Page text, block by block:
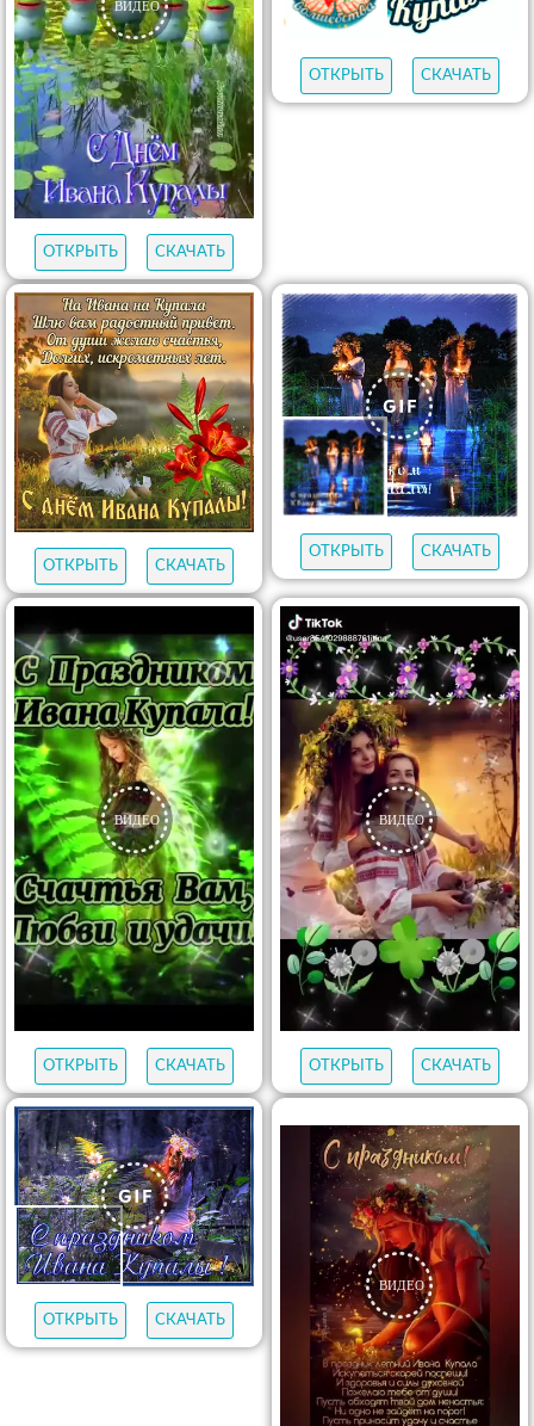
ОТКРЫТЬ СКАЧАТЬ
ОТКРЫТЬ СКАЧАТЬ
ОТКРЫТЬ СКАЧАТЬ
ОТКРЫТЬ СКАЧАТЬ
ОТКРЫТЬ СКАЧАТЬ ОТКРЫТЬ СКАЧАТЬ
ОТКРЫТЬ СКАЧАТЬ